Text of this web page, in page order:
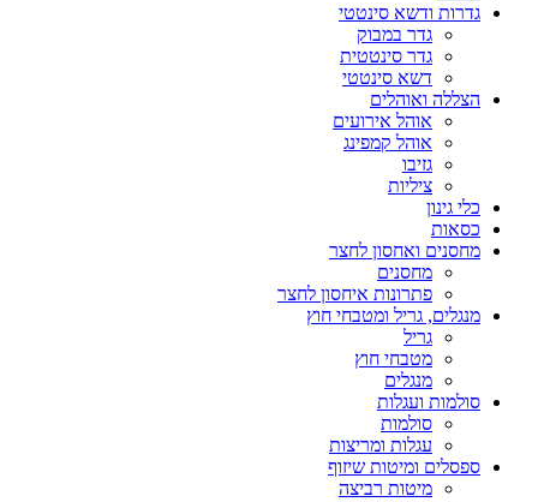
גדרות ודשא סינטטי
גדר במבוק
גדר סינטטית
דשא סינטטי
הצללה ואוהלים
אוהל אירועים
אוהל קמפינג
גזיבו
ציליות
כלי גינון
כסאות
מחסנים ואחסון לחצר
מחסנים
פתרונות איחסון לחצר
מנגלים, גריל ומטבחי חוץ
גריל
מטבחי חוץ
מנגלים
סולמות ועגלות
סולמות
עגלות ומריצות
ספסלים ומיטות שיזוף
מיטות רביצה